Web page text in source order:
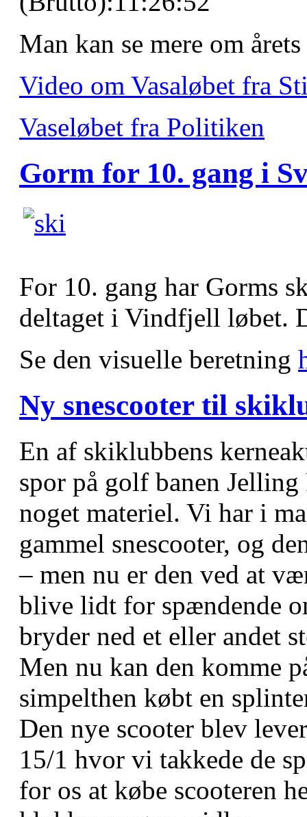
Man kan se mere om
Video om Vasaløbet fra
Vaseløbet fra Politiken
Gorm for 10. gang i
For 10. gang har Gorms
deltaget i Vindfjell løbet.
Se den visuelle beretning
Ny snescooter til
En af skiklubbens
spor på golf banen
noget materiel. Vi har i
gammel snescooter, og
– men nu er den ved at
blive lidt for spændende
bryder ned et eller andet
Men nu kan den komme
simpelthen købt en
Den nye scooter blev
15/1 hvor vi takkede de
for os at købe scooteren